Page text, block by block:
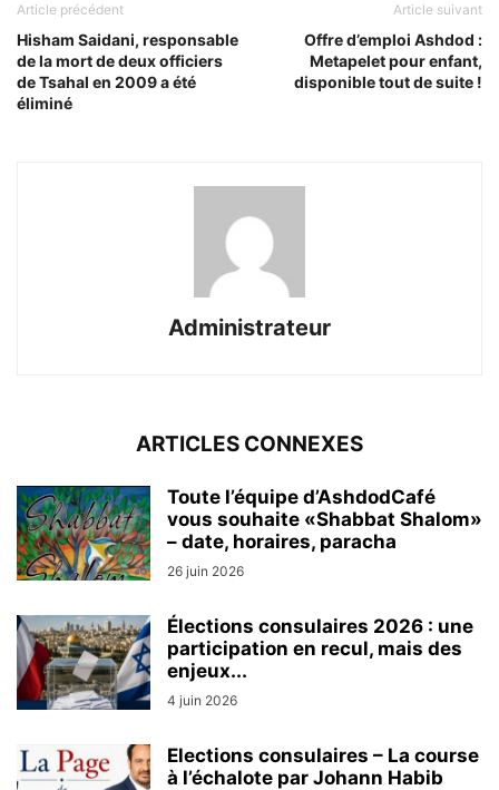
Article précédent
Hisham Saidani, responsable
de la mort de deux officiers
de Tsahal en 2009 a été
éliminé
Article suivant
Offre d’emploi Ashdod :
Metapelet pour enfant,
disponible tout de suite !
Administrateur
ARTICLES CONNEXES
Toute l’équipe d’AshdodCafé
vous souhaite «Shabbat Shalom»
– date, horaires, paracha
26 juin 2026
Élections consulaires 2026 : une
participation en recul, mais des
enjeux...
4 juin 2026
Elections consulaires – La course
à l’échalote par Johann Habib